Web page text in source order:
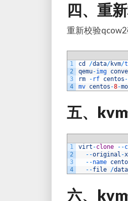
四、重
重新校验qcow2
1
2
3
4
cd /data/kvm/
qemu-img
rm
- rf centos -
mv centos -8-
五、
1
2
3
4
virt -clone --
--original -
--name
--file /data
六、